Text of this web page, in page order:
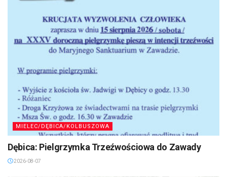
MIELEC/DĘBICA/KOLBUSZOWA
Dębica: Pielgrzymka Trzeźwościowa do Zawady
2026-08-07